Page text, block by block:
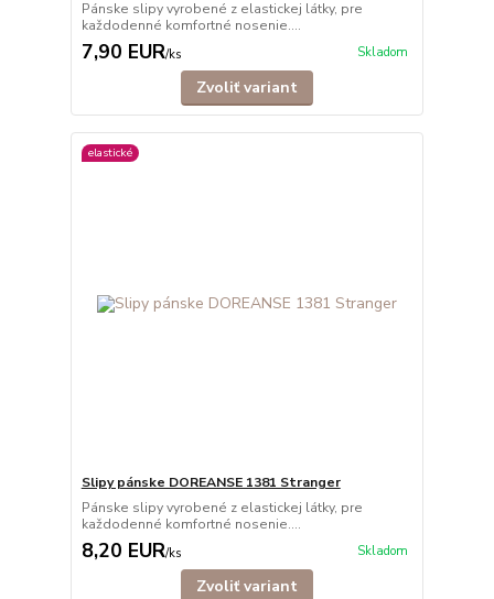
Pánske slipy vyrobené z elastickej látky, pre
každodenné komfortné nosenie....
7,90 EUR/ks Skladom
Zvoliť variant
elastické
Slipy pánske DOREANSE 1381 Stranger
Pánske slipy vyrobené z elastickej látky, pre
každodenné komfortné nosenie....
8,20 EUR/ks Skladom
Zvoliť variant